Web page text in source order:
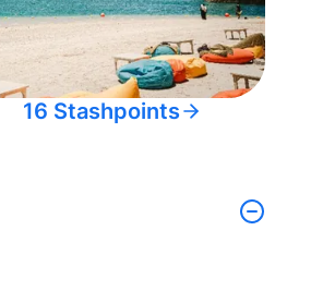
16 Stashpoints